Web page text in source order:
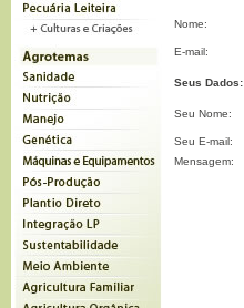
Nome:
E-mail:
Seus Dados:
Seu Nome:
Seu E-mail:
Mensagem: